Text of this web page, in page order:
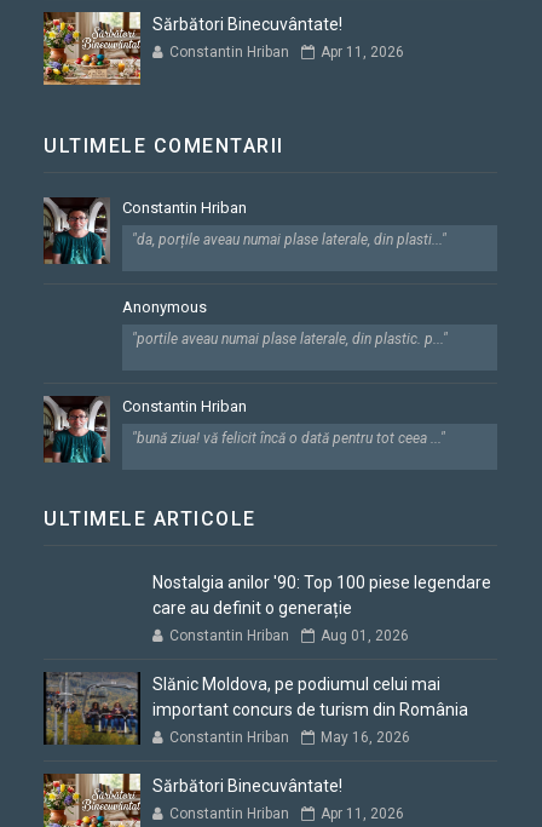
Sărbători Binecuvântate!
Constantin Hriban Apr 11, 2026
ULTIMELE COMENTARII
Constantin Hriban
"da, porțile aveau numai plase laterale, din plasti..."
Anonymous
"portile aveau numai plase laterale, din plastic. p..."
Constantin Hriban
"bună ziua! vă felicit încă o dată pentru tot ceea ..."
ULTIMELE ARTICOLE
Nostalgia anilor '90: Top 100 piese legendare
care au definit o generație
Constantin Hriban Aug 01, 2026
Slănic Moldova, pe podiumul celui mai
important concurs de turism din România
Constantin Hriban May 16, 2026
Sărbători Binecuvântate!
Constantin Hriban Apr 11, 2026